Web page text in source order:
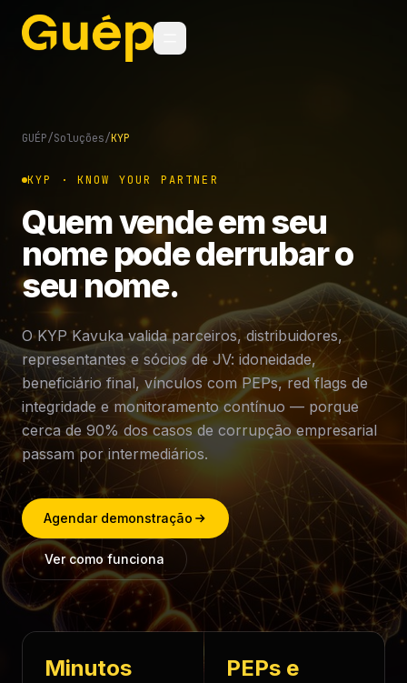
GUÉP/Soluções/KYP
KYP · KNOW YOUR PARTNER
Quem vende em seu
nome pode derrubar o
seu nome.
O KYP Kavuka valida parceiros, distribuidores,
representantes e sócios de JV: idoneidade,
beneficiário final, vínculos com PEPs, red flags de
integridade e monitoramento contínuo — porque
cerca de 90% dos casos de corrupção empresarial
passam por intermediários.
Agendar demonstração
Ver como funciona
Minutos
PEPs e